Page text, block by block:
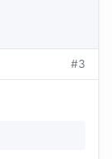
#3